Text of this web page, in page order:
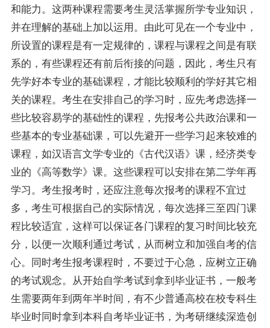
和能力。这两种课程需要考生灵活掌握所学专业知识，
并在理解的基础上加以运用。由此可见在一个专业中，
所设置的课程是有一定规律的，课程与课程之间是有联
系的，有些课程还有前后衔接的问题，因此，考生只有
先学好本专业的基础课程，才能比较顺利的学好其它相
关的课程。考生在安排自己的学习时，应先考虑选择一
些比较容易学的基础性的课程，先报考公共政治课和一
些基本的专业基础课，可以先避开一些学习起来较难的
课程，如汉语言文学专业的《古代汉语》课，经济类专
业的《高等数学》课。这些课程可以安排在第二学年再
学习。考生报考时，还应注意每次报考的课程不宜过
多，考生可根据自己的实际情况，每次选择三至四门课
程比较适宜，这样可以保证各门课程的复习时间比较充
分，以便一次顺利通过考试，从而树立和加强自考的信
心。同时考生报考课程时，不要过于心急，应树立正确
的考试观念。从开始自学考试到拿到毕业证书，一般考
生需要两年到两年半时间，有不少普通高校在校专科生
毕业时同时拿到本科自考毕业证书，为考研继续深造创